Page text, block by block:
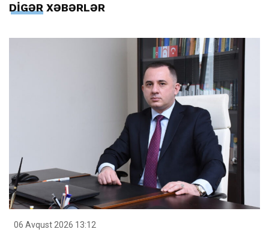
DİGƏR XƏBƏRLƏR
06 Avqust 2026 13:12